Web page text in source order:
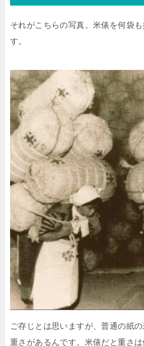
それがこちらの写真。米俵を何袋
す。
ご存じとは思いますが、普通の紙
重さがあるんです。米俵だと重さは